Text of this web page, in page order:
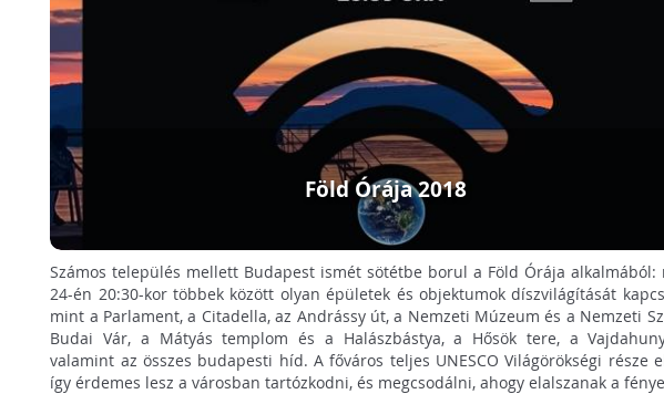
Föld Órája 2018
Számos település mellett Budapest ismét sötétbe borul a Föld Órája alkalmából:
24-én 20:30-kor többek között olyan épületek és objektumok díszvilágítását
mint a Parlament, a Citadella, az Andrássy út, a Nemzeti Múzeum és a Nemzeti
Budai Vár, a Mátyás templom és a Halászbástya, a Hősök tere, a
valamint az összes budapesti híd. A főváros teljes UNESCO Világörökségi része
így érdemes lesz a városban tartózkodni, és megcsodálni, ahogy elalszanak a